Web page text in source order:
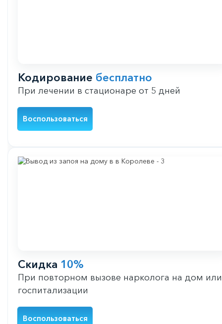
Кодирование бесплатно
При лечении в стационаре от 5 дней
Воспользоваться
Скидка 10%
При повторном вызове нарколога на дом или
госпитализации
Воспользоваться